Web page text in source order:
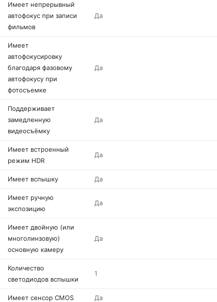
Имеет непрерывный
автофокус при записи
фильмов
Да
Имеет
автофокусировку
благодаря фазовому
автофокусу при
фотосъемке
Да
Поддерживает
замедленную
видеосъёмку
Да
Имеет встроенный
режим HDR
Да
Имеет вспышку Да
Имеет ручную
экспозицию
Да
Имеет двойную (или
многолинзовую)
основную камеру
Да
Количество
светодиодов вспышки
1
Имеет сенсор CMOS Да